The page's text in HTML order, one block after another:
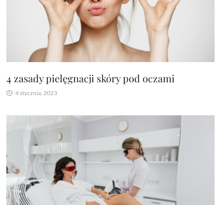
4 zasady pielęgnacji skóry pod oczami
4 stycznia, 2023